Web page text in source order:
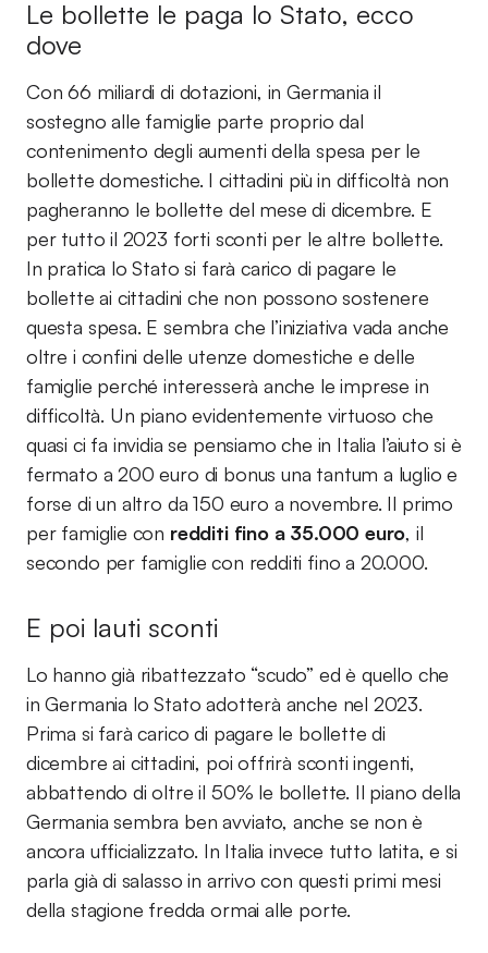
Le bollette le paga lo Stato, ecco
dove
Con 66 miliardi di dotazioni, in Germania il
sostegno alle famiglie parte proprio dal
contenimento degli aumenti della spesa per le
bollette domestiche. I cittadini più in difficoltà non
pagheranno le bollette del mese di dicembre. E
per tutto il 2023 forti sconti per le altre bollette.
In pratica lo Stato si farà carico di pagare le
bollette ai cittadini che non possono sostenere
questa spesa. E sembra che l’iniziativa vada anche
oltre i confini delle utenze domestiche e delle
famiglie perché interesserà anche le imprese in
difficoltà. Un piano evidentemente virtuoso che
quasi ci fa invidia se pensiamo che in Italia l’aiuto si è
fermato a 200 euro di bonus una tantum a luglio e
forse di un altro da 150 euro a novembre. Il primo
per famiglie con redditi fino a 35.000 euro, il
secondo per famiglie con redditi fino a 20.000.
E poi lauti sconti
Lo hanno già ribattezzato “scudo” ed è quello che
in Germania lo Stato adotterà anche nel 2023.
Prima si farà carico di pagare le bollette di
dicembre ai cittadini, poi offrirà sconti ingenti,
abbattendo di oltre il 50% le bollette. Il piano della
Germania sembra ben avviato, anche se non è
ancora ufficializzato. In Italia invece tutto latita, e si
parla già di salasso in arrivo con questi primi mesi
della stagione fredda ormai alle porte.